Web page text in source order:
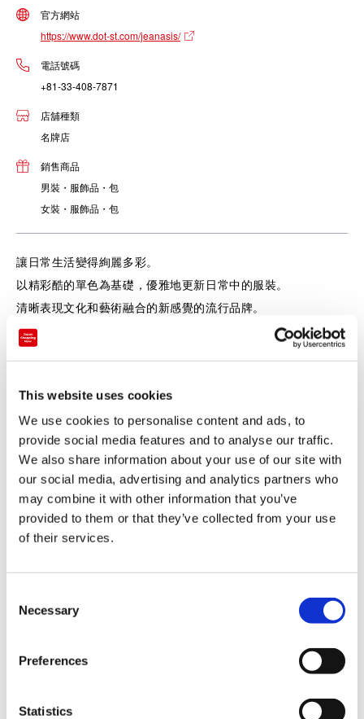
This website uses cookies
We use cookies to personalise content and ads, to
provide social media features and to analyse our traffic.
We also share information about your use of our site with
our social media, advertising and analytics partners who
may combine it with other information that you’ve
provided to them or that they’ve collected from your use
of their services.
Necessary
Preferences
Statistics
官方網站
https://www.dot-st.com/jeanasis/
電話號碼
+81-33-408-7871
店舖種類
名牌店
銷售商品
男裝・服飾品・包
女裝・服飾品・包
讓日常生活變得絢麗多彩。
以精彩酷的單色為基礎，優雅地更新日常中的服裝。
清晰表現文化和藝術融合的新感覺的流行品牌。
信用卡
JCB信用卡